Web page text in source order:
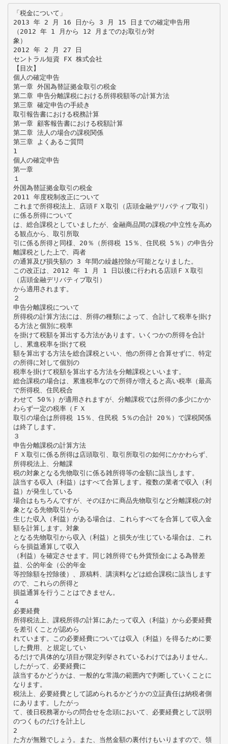
「税金について」
2013 年 2 月 16 日から 3 月 15 日までの確定申告用
（2012 年 1 月から 12 月までのお取引が対
象）
2012 年 2 月 27 日
セントラル短資 FX 株式会社
【目次】
個人の確定申告
第一章 外国為替証拠金取引の税金
第二章 申告分離課税における所得税額等の計算方法
第三章 確定申告の手続き
取引報告書における税務計算
第一章 顧客報告書における税額計算
第二章 法人の場合の課税関係
第三章 よくあるご質問
1
個人の確定申告
第一章
１
外国為替証拠金取引の税金
2011 年度税制改正について
これまで所得税法上、店頭ＦＸ取引（店頭金融デリバティブ取引）
に係る所得について
は、総合課税としていましたが、金融商品間の課税の中立性を高め
る観点から、取引所取
引に係る所得と同様、20％（所得税 15％、住民税 5％）の申告分
離課税とした上で、両者
の通算及び損失額の 3 年間の繰越控除が可能となりました。
この改正は、2012 年 1 月 1 日以後に行われる店頭ＦＸ取引
（店頭金融デリバティブ取引）
から適用されます。
２
申告分離課税について
所得税の計算方法には、所得の種類によって、合計して税率を掛け
る方法と個別に税率
を掛けて税額を算出する方法があります。いくつかの所得を合計
し、累進税率を掛けて税
額を算出する方法を総合課税といい、他の所得と合算せずに、特定
の所得に対して個別の
税率を掛けて税額を算出する方法を分離課税といいます。
総合課税の場合は、累進税率なので所得が増えると高い税率（最高
で所得税、住民税合
わせて 50％）が適用されますが、分離課税では所得の多少にかか
わらず一定の税率（ＦＸ
取引の場合は所得税 15％、住民税 5％の合計 20％）で課税関係
は終了します。
３
申告分離課税の計算方法
ＦＸ取引に係る所得は店頭取引、取引所取引の如何にかかわらず、
所得税法上、分離課
税の対象となる先物取引に係る雑所得等の金額に該当します。
該当する収入（利益）はすべて合算します。複数の業者で収入（利
益）が発生している
場合はもちろんですが、そのほかに商品先物取引など分離課税の対
象となる先物取引から
生じた収入（利益）がある場合は、これらすべてを合算して収入金
額を計算します。対象
となる先物取引から収入（利益）と損失が生じている場合は、これ
らを損益通算して収入
（利益）を確定させます。同じ雑所得でも外貨預金による為替差
益、公的年金（公的年金
等控除額を控除後）、原稿料、講演料などは総合課税に該当します
ので、これらの所得と
損益通算を行うことはできません。
４
必要経費
所得税法上、課税所得の計算にあたって収入（利益）から必要経費
を差引くことが認めら
れています。この必要経費については収入（利益）を得るために要
した費用、と規定してい
るだけで具体的な項目が限定列挙されているわけではありません。
したがって、必要経費に
該当するかどうかは、一般的な常識の範囲内で判断していくことに
なります。
税法上、必要経費として認められるかどうかの立証責任は納税者側
にあります。したがっ
て、後日税務署からの問合せを念頭において、必要経費として説明
のつくものだけを計上し
2
た方が無難でしょう。また、当然金額の裏付けもいりますので、領